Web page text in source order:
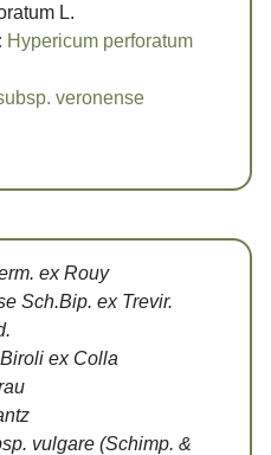
L.
Hypericum perforatum
veronense
ex Rouy
Sch.Bip. ex Trevir.
ex Colla
vulgare (Schimp. &